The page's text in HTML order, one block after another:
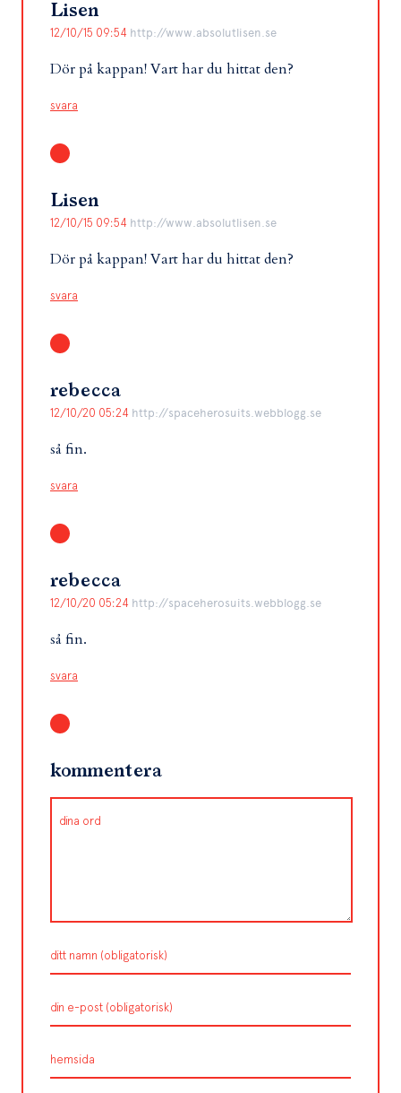
Lisen
12/10/15 09:54 http://www.absolutlisen.se
Dör på kappan! Vart har du hittat den?
svara
Lisen
12/10/15 09:54 http://www.absolutlisen.se
Dör på kappan! Vart har du hittat den?
svara
rebecca
12/10/20 05:24 http://spaceherosuits.webblogg.se
så fin.
svara
rebecca
12/10/20 05:24 http://spaceherosuits.webblogg.se
så fin.
svara
kommentera